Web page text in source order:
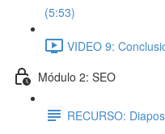
(5:53)
VIDEO 9:
Módulo 2: SEO
RECURSO: